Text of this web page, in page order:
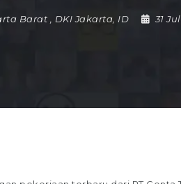
Barat DKI Jakarta ID 31